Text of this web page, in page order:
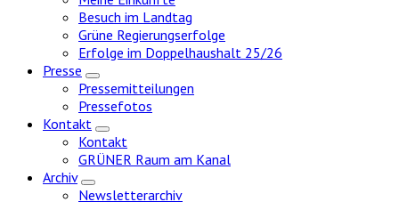
Besuch im Landtag
Grüne Regierungserfolge
Erfolge im Doppelhaushalt 25/26
Presse
Zeige
Untermenü
Pressemitteilungen
Pressefotos
Kontakt
Zeige
Untermenü
Kontakt
GRÜNER Raum am Kanal
Archiv
Zeige
Untermenü
Newsletterarchiv